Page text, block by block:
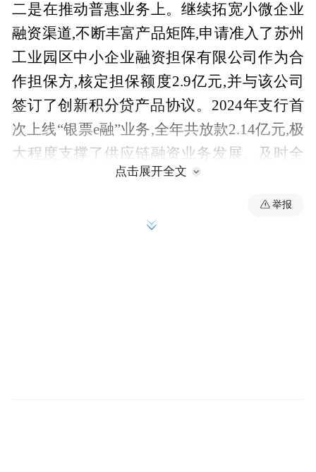
二是在推动普惠业务上。继续拓宽小微企业
融资渠道,不断丰富产品矩阵,申请准入了苏州
工业园区中小企业融资担保有限公司作为合
作担保方,核定担保额度2.9亿元,并与该公司
签订了创新积分贷产品协议。2024年支行首
次上线“银票e融”业务,全年共放款2.14亿元,极
大程度支撑了供应链融资业务发展。及时全
面地对接市、区级政府工作安排,主动参与“千
企万户大走访”工作,走访客户共2471户,打通
小微企业融资最后一公里。
点击展开全文
举报